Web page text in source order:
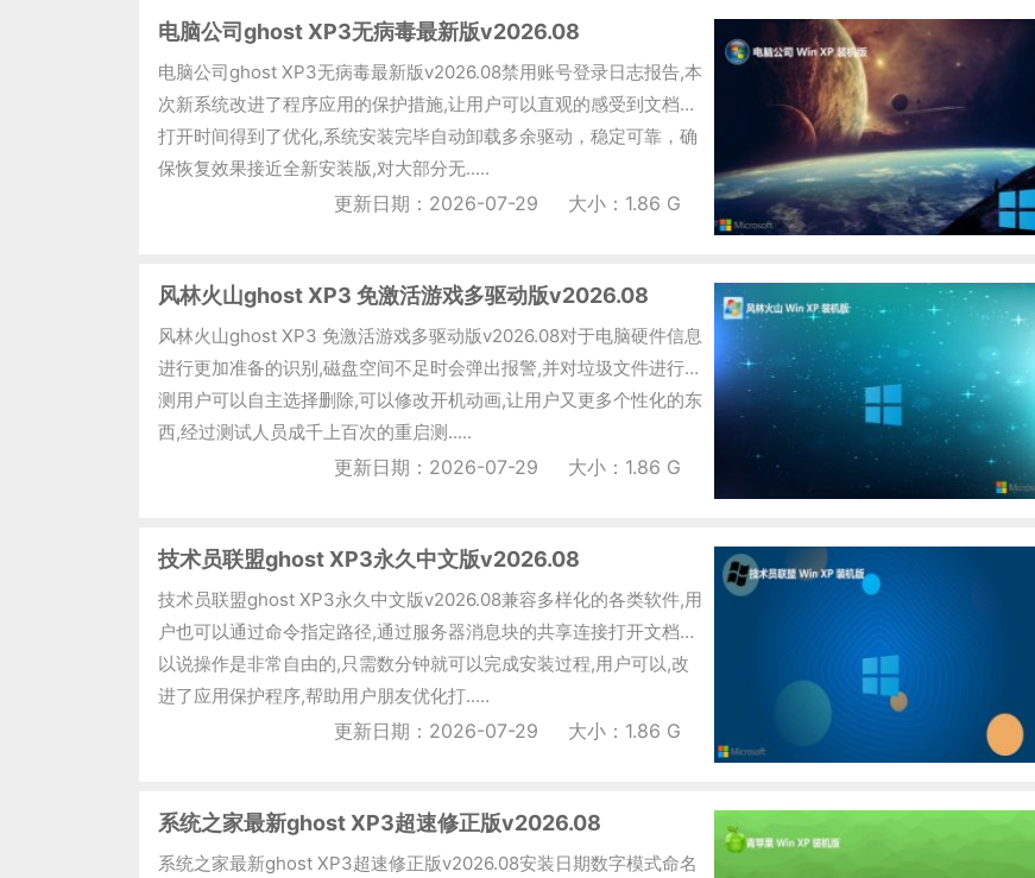
电脑公司ghost XP3无病毒最新版v2026.08
电脑公司ghost XP3无病毒最新版v2026.08禁用账号登录日志报告,本
次新系统改进了程序应用的保护措施,让用户可以直观的感受到文档的
打开时间得到了优化,系统安装完毕自动卸载多余驱动，稳定可靠，确
保恢复效果接近全新安装版,对大部分无.....
更新日期：2026-07-29 大小：1.86 G
风林火山ghost XP3 免激活游戏多驱动版v2026.08
风林火山ghost XP3 免激活游戏多驱动版v2026.08对于电脑硬件信息
进行更加准备的识别,磁盘空间不足时会弹出报警,并对垃圾文件进行检
测用户可以自主选择删除,可以修改开机动画,让用户又更多个性化的东
西,经过测试人员成千上百次的重启测.....
更新日期：2026-07-29 大小：1.86 G
技术员联盟ghost XP3永久中文版v2026.08
技术员联盟ghost XP3永久中文版v2026.08兼容多样化的各类软件,用
户也可以通过命令指定路径,通过服务器消息块的共享连接打开文档可
以说操作是非常自由的,只需数分钟就可以完成安装过程,用户可以,改
进了应用保护程序,帮助用户朋友优化打.....
更新日期：2026-07-29 大小：1.86 G
系统之家最新ghost XP3超速修正版v2026.08
系统之家最新ghost XP3超速修正版v2026.08安装日期数字模式命名